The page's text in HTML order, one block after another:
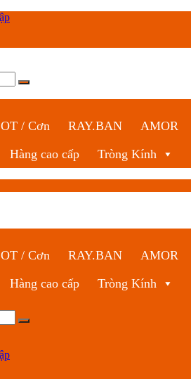
/ Cơn RAY.BAN AMOR
Hàng cao cấp Tròng Kính
/ Cơn RAY.BAN AMOR
Hàng cao cấp Tròng Kính